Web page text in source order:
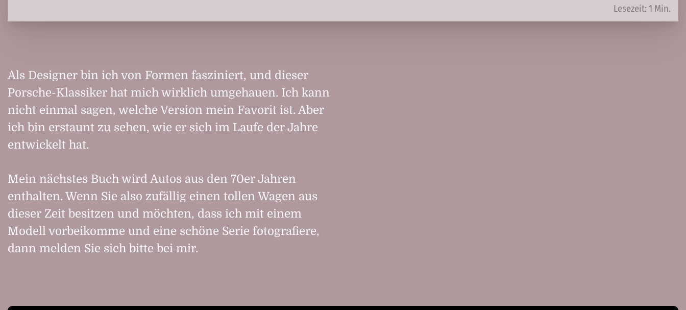
Lesezeit: 1 Min.
Als Designer bin ich von Formen fasziniert, und dieser
Porsche-Klassiker hat mich wirklich umgehauen. Ich kann
nicht einmal sagen, welche Version mein Favorit ist. Aber
ich bin erstaunt zu sehen, wie er sich im Laufe der Jahre
entwickelt hat.
Mein nächstes Buch wird Autos aus den 70er Jahren
enthalten. Wenn Sie also zufällig einen tollen Wagen aus
dieser Zeit besitzen und möchten, dass ich mit einem
Modell vorbeikomme und eine schöne Serie fotografiere,
dann melden Sie sich bitte bei mir.